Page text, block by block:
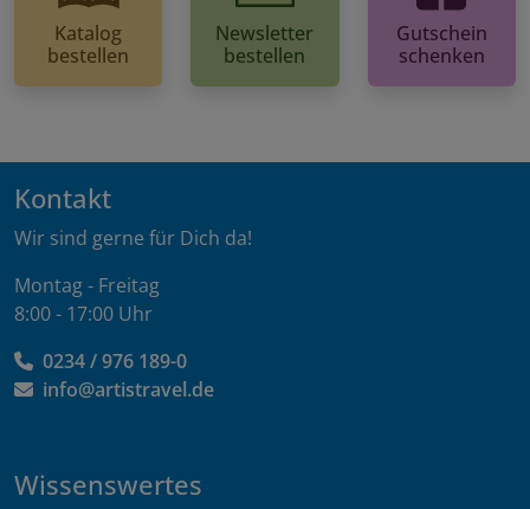
Katalog
bestellen
Newsletter
bestellen
Gutschein
schenken
Kontakt
Wir sind gerne für Dich da!
Montag - Freitag
8:00 - 17:00 Uhr
0234 / 976 189-0
info@artistravel.de
Wissenswertes